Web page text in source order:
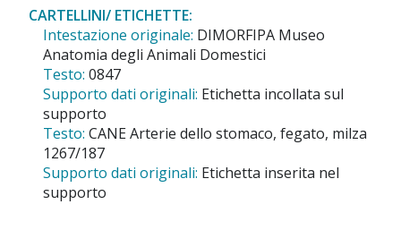
CARTELLINI/ ETICHETTE:
Intestazione originale: DIMORFIPA Museo
Anatomia degli Animali Domestici
Testo: 0847
Supporto dati originali: Etichetta incollata sul
supporto
Testo: CANE Arterie dello stomaco, fegato, milza
1267/187
Supporto dati originali: Etichetta inserita nel
supporto